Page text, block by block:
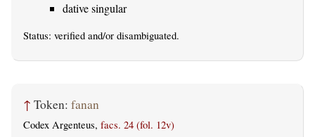
dative singular
Status: verified and/or disambiguated.
↑ Token: fanan
Codex Argenteus, facs. 24 (fol. 12v)